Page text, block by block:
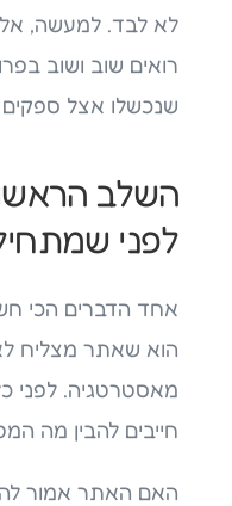
לא לבד. למעשה,
רואים שוב ושוב
שנכשלו אצל
השלב
לפני
אחד הדברים הכי
הוא שאתר מצליח
מאסטרטגיה. לפני
חייבים להבין מה
האם האתר אמור